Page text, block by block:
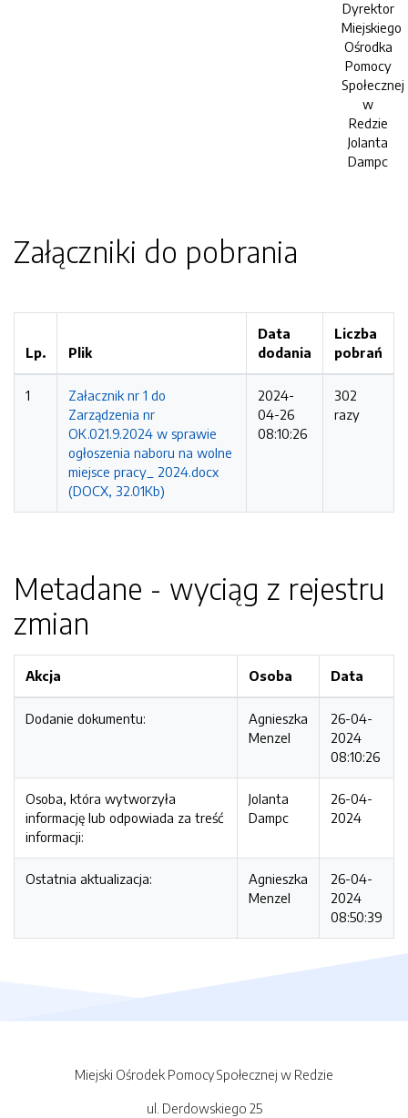
Dyrektor
Miejskiego
Ośrodka
Pomocy
Społecznej
w
Redzie
Jolanta
Dampc
Załączniki do pobrania
Lp. Plik
Data
dodania
Liczba
pobrań
1
Załacznik nr 1 do
Zarządzenia nr
OK.021.9.2024 w sprawie
ogłoszenia naboru na wolne
miejsce pracy_ 2024.docx
(DOCX, 32.01Kb)
2024-
04-26
08:10:26
302
razy
Metadane - wyciąg z rejestru
zmian
Akcja Osoba Data
Dodanie dokumentu:
Agnieszka
Menzel
26-04-
2024
08:10:26
Osoba, która wytworzyła
informację lub odpowiada za treść
informacji:
Jolanta
Dampc
26-04-
2024
Ostatnia aktualizacja:
Agnieszka
Menzel
26-04-
2024
08:50:39
Miejski Ośrodek Pomocy Społecznej w Redzie
ul. Derdowskiego 25